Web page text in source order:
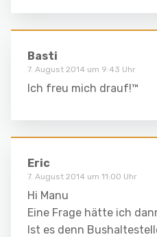
Basti
7. August 2014 um 9:43 Uhr
Ich freu mich drauf!™
Eric
7. August 2014 um 11:00 Uhr
Hi Manu
Eine Frage hätte ich
Ist es denn